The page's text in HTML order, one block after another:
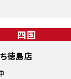
四国
徳島店